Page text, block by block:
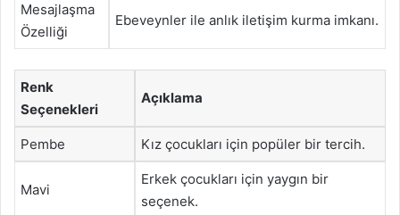
Mesajlaşma
Özelliği
Ebeveynler ile anlık iletişim kurma imkanı.
Renk
Seçenekleri
Açıklama
Pembe Kız çocukları için popüler bir tercih.
Mavi
Erkek çocukları için yaygın bir
seçenek.